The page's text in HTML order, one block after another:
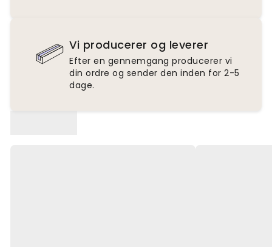
Vi producerer og leverer
Efter en gennemgang producerer vi
din ordre og sender den inden for 2-5
dage.